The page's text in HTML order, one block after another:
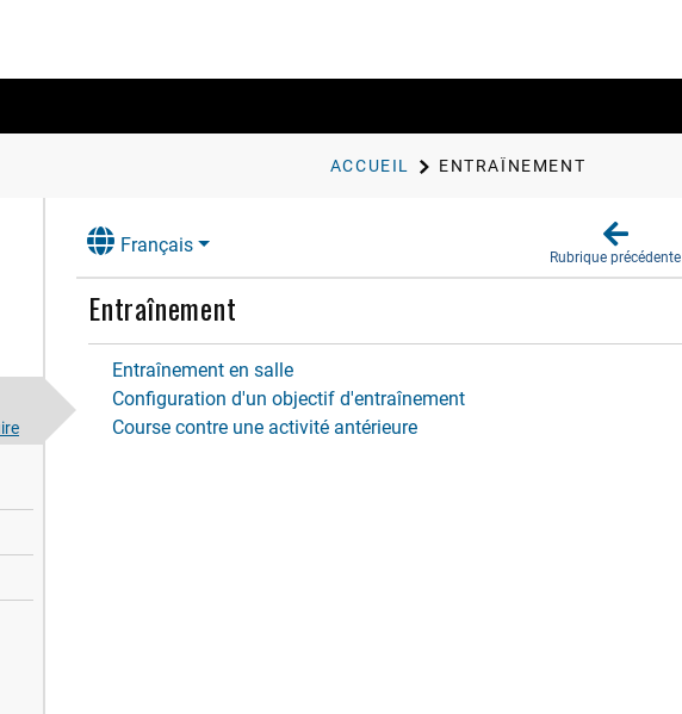
ACCUEIL ENTRAÎNEMENT
Français
Rubrique précédente
Entraînement
Entraînement en salle
Configuration d'un objectif d'entraînement
Course contre une activité antérieure